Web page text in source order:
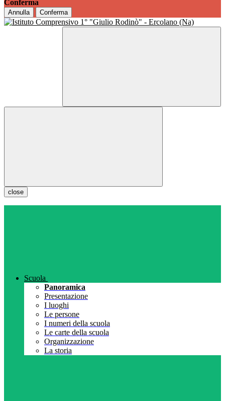
Conferma
Annulla Conferma
close
Scuola
Panoramica
Presentazione
I luoghi
Le persone
I numeri della scuola
Le carte della scuola
Organizzazione
La storia